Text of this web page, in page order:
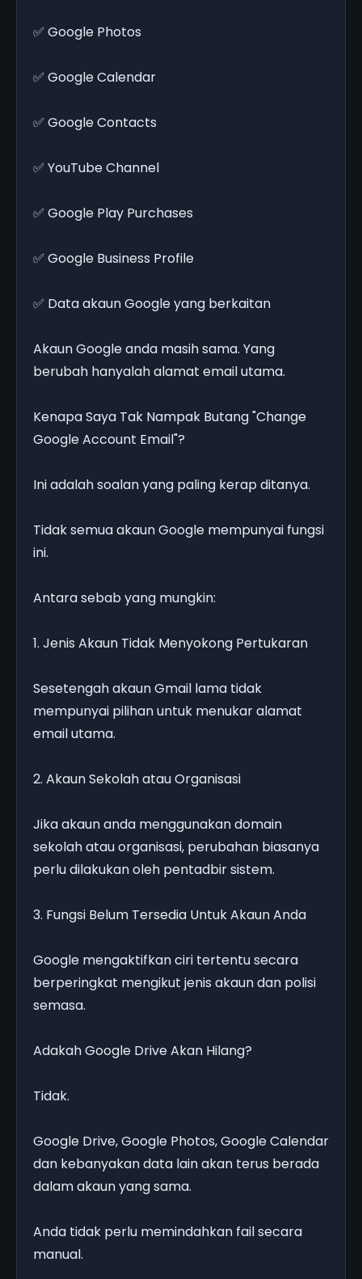
✅ Google Photos
✅ Google Calendar
✅ Google Contacts
✅ YouTube Channel
✅ Google Play Purchases
✅ Google Business Profile
✅ Data akaun Google yang berkaitan
Akaun Google anda masih sama. Yang
berubah hanyalah alamat email utama.
Kenapa Saya Tak Nampak Butang "Change
Google Account Email"?
Ini adalah soalan yang paling kerap ditanya.
Tidak semua akaun Google mempunyai fungsi
ini.
Antara sebab yang mungkin:
1. Jenis Akaun Tidak Menyokong Pertukaran
Sesetengah akaun Gmail lama tidak
mempunyai pilihan untuk menukar alamat
email utama.
2. Akaun Sekolah atau Organisasi
Jika akaun anda menggunakan domain
sekolah atau organisasi, perubahan biasanya
perlu dilakukan oleh pentadbir sistem.
3. Fungsi Belum Tersedia Untuk Akaun Anda
Google mengaktifkan ciri tertentu secara
berperingkat mengikut jenis akaun dan polisi
semasa.
Adakah Google Drive Akan Hilang?
Tidak.
Google Drive, Google Photos, Google Calendar
dan kebanyakan data lain akan terus berada
dalam akaun yang sama.
Anda tidak perlu memindahkan fail secara
manual.